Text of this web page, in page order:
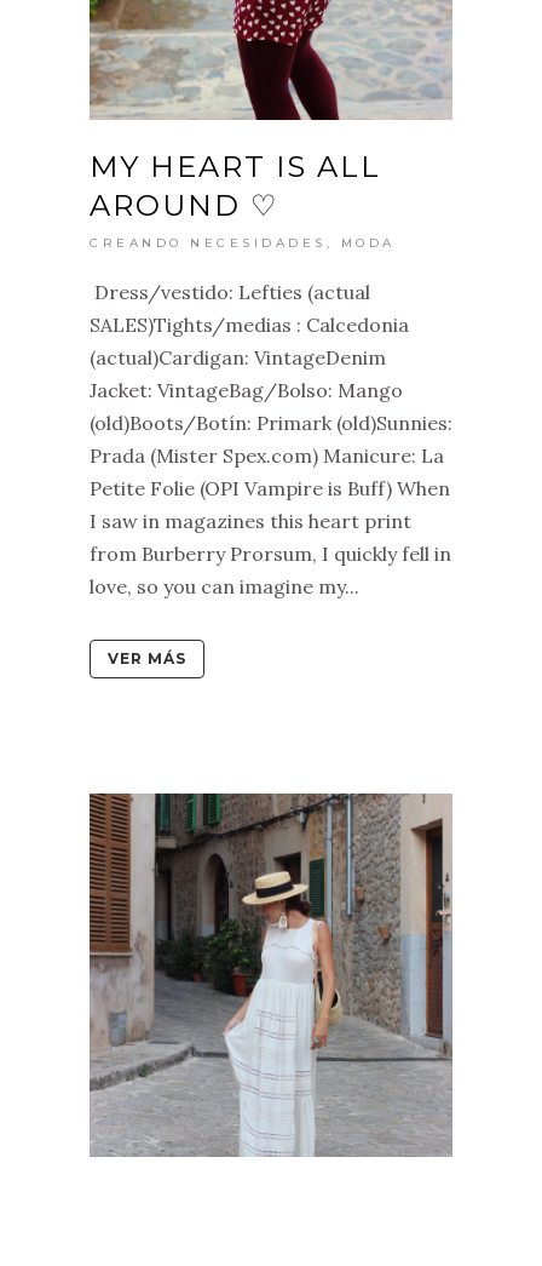
MY HEART IS ALL
AROUND ♡
CREANDO NECESIDADES , MODA
Dress/vestido: Lefties (actual
SALES)Tights/medias : Calcedonia
(actual)Cardigan: VintageDenim
Jacket: VintageBag/Bolso: Mango
(old)Boots/Botín: Primark (old)Sunnies:
Prada (Mister Spex.com) Manicure: La
Petite Folie (OPI Vampire is Buff) When
I saw in magazines this heart print
from Burberry Prorsum, I quickly fell in
love, so you can imagine my...
VER MÁS